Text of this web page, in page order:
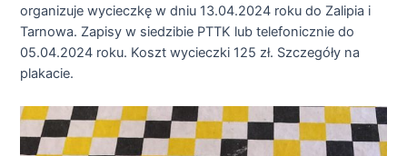
organizuje wycieczkę w dniu 13.04.2024 roku do Zalipia i
Tarnowa. Zapisy w siedzibie PTTK lub telefonicznie do
05.04.2024 roku. Koszt wycieczki 125 zł. Szczegóły na
plakacie.